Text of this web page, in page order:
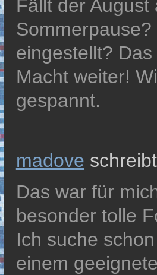
Fällt der August
eingestellt?
Macht weiter!
gespannt.
madove
Das war für
besonder tolle
Ich suche
einem